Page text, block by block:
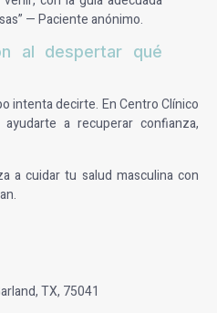
— Paciente anónimo.
al despertar qué
intenta decirte. En Centro Clínico
a recuperar confianza,
a cuidar tu salud masculina con
TX, 75041